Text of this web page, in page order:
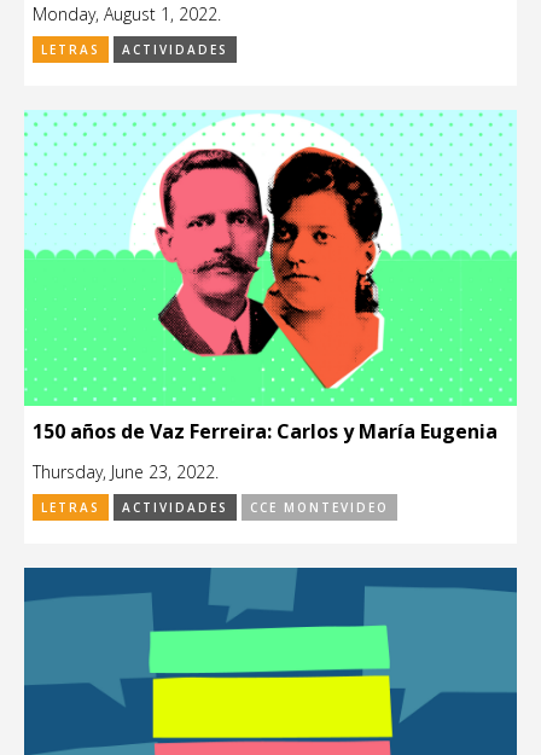
Monday, August 1, 2022.
LETRAS ACTIVIDADES
150 años de Vaz Ferreira: Carlos y María Eugenia
Thursday, June 23, 2022.
LETRAS ACTIVIDADES CCE MONTEVIDEO